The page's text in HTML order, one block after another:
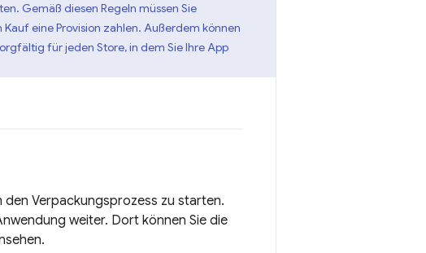
Gemäß diesen Regeln müssen Sie
eine Provision zahlen. Außerdem können
für jeden Store, in dem Sie Ihre App
den Verpackungsprozess zu starten.
weiter. Dort können Sie die